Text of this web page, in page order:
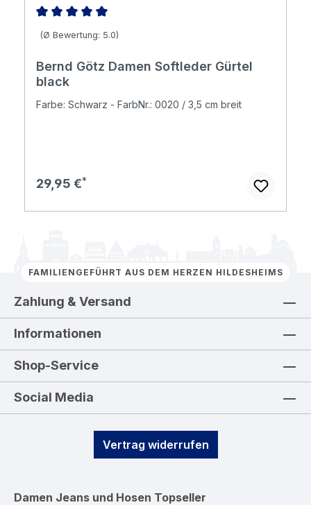
Durchschnittliche Bewertung von 5 von 5 Sternen
(Ø Bewertung: 5.0)
Bernd Götz Damen Softleder Gürtel
black
Farbe: Schwarz - FarbNr.: 0020 / 3,5 cm breit
Regulärer Preis:
29,95 €
FAMILIENGEFÜHRT AUS DEM HERZEN HILDESHEIMS
Zahlung & Versand
Informationen
Shop-Service
Social Media
Vertrag widerrufen
Damen Jeans und Hosen Topseller